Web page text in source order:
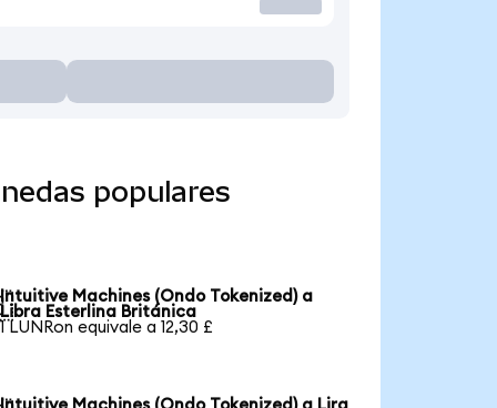
populares
Intuitive Machines (Ondo Tokenized) a
Libra Esterlina Británica
1 LUNRon equivale a 12,30 £